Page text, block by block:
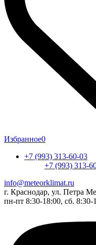
Избранное0
+7 (993) 313-60-03
+7 (993) 313-
info@meteorklimat.ru
г. Краснодар, ул. Петра
пн-пт 8:30-18:00, сб.